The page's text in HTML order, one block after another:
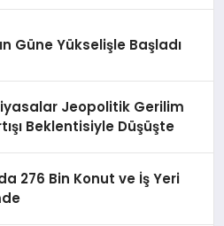
Güne Yükselişle Başladı
Jeopolitik Gerilim
Beklentisiyle Düşüşte
276 Bin Konut ve İş Yeri